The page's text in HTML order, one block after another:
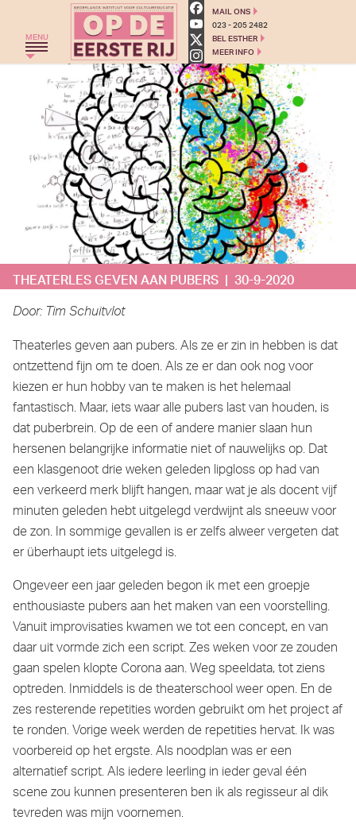
MENU
HOME
THEATERGROEP ZWERM
TRAJECT C
THEATERCHALLENGE
MONKEYSPOOM
PRIMAIR ONDERWIJS
VOORTGEZET ONDERWIJS
AGENDA
BLOG
OVER ONS
MAIL ONS
023 - 205 2482
BEL ESTHER
MEER INFO
THEATERLES GEVEN AAN PUBERS | 30-9-2020
Door: Tim Schuitvlot
Theaterles geven aan pubers. Als ze er zin in hebben is dat
ontzettend fijn om te doen. Als ze er dan ook nog voor
kiezen er hun hobby van te maken is het helemaal
fantastisch. Maar, iets waar alle pubers last van houden, is
dat puberbrein. Op de een of andere manier slaan hun
hersenen belangrijke informatie niet of nauwelijks op. Dat
een klasgenoot drie weken geleden lipgloss op had van
een verkeerd merk blijft hangen, maar wat je als docent vijf
minuten geleden hebt uitgelegd verdwijnt als sneeuw voor
de zon. In sommige gevallen is er zelfs alweer vergeten dat
er überhaupt iets uitgelegd is.
Ongeveer een jaar geleden begon ik met een groepje
enthousiaste pubers aan het maken van een voorstelling.
Vanuit improvisaties kwamen we tot een concept, en van
daar uit vormde zich een script. Zes weken voor ze zouden
gaan spelen klopte Corona aan. Weg speeldata, tot ziens
optreden. Inmiddels is de theaterschool weer open. En de
zes resterende repetities worden gebruikt om het project af
te ronden. Vorige week werden de repetities hervat. Ik was
voorbereid op het ergste. Als noodplan was er een
alternatief script. Als iedere leerling in ieder geval één
scene zou kunnen presenteren ben ik als regisseur al dik
tevreden was mijn voornemen.